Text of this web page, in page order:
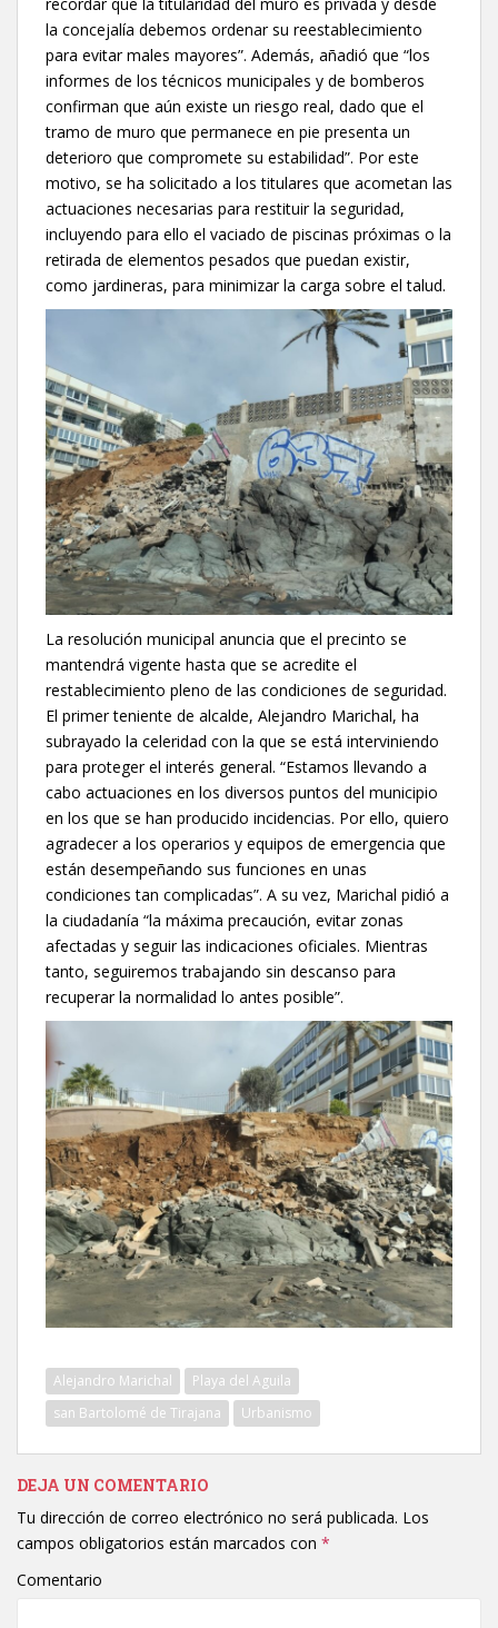
la concejalía debemos ordenar su reestablecimiento
para evitar males mayores”. Además, añadió que “los
informes de los técnicos municipales y de bomberos
confirman que aún existe un riesgo real, dado que el
tramo de muro que permanece en pie presenta un
deterioro que compromete su estabilidad”. Por este
motivo, se ha solicitado a los titulares que acometan las
actuaciones necesarias para restituir la seguridad,
incluyendo para ello el vaciado de piscinas próximas o la
retirada de elementos pesados que puedan existir,
como jardineras, para minimizar la carga sobre el talud.
La resolución municipal anuncia que el precinto se
mantendrá vigente hasta que se acredite el
restablecimiento pleno de las condiciones de seguridad.
El primer teniente de alcalde, Alejandro Marichal, ha
subrayado la celeridad con la que se está interviniendo
para proteger el interés general. “Estamos llevando a
cabo actuaciones en los diversos puntos del municipio
en los que se han producido incidencias. Por ello, quiero
agradecer a los operarios y equipos de emergencia que
están desempeñando sus funciones en unas
condiciones tan complicadas”. A su vez, Marichal pidió a
la ciudadanía “la máxima precaución, evitar zonas
afectadas y seguir las indicaciones oficiales. Mientras
tanto, seguiremos trabajando sin descanso para
recuperar la normalidad lo antes posible”.
Alejandro Marichal
Playa del Aguila
san Bartolomé de Tirajana
Urbanismo
DEJA UN COMENTARIO
Tu dirección de correo electrónico no será publicada. Los
campos obligatorios están marcados con *
Comentario